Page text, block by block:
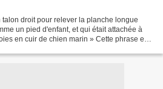
droit pour relever la planche longue
un pied d'enfant, et qui était attachée à
en cuir de chien marin » Cette phrase est